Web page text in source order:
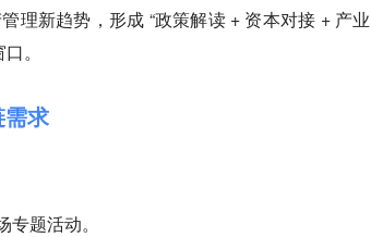
理新趋势，形成 “政策解读 + 资本对接 + 产业
。
求
题活动。